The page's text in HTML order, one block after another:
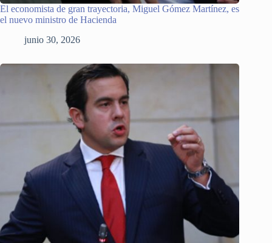
El economista de gran trayectoria, Miguel Gómez Martínez, es
el nuevo ministro de Hacienda
junio 30, 2026